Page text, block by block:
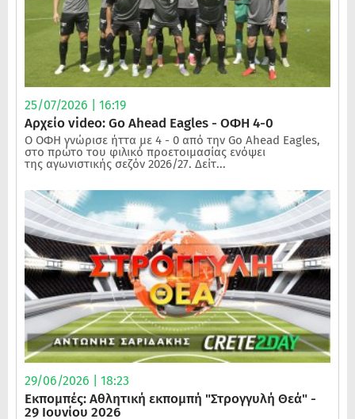
25/07/2026 | 16:19
Αρχείο video: Go Ahead Eagles - ΟΦΗ 4-0
Ο ΟΦΗ γνώρισε ήττα με 4 - 0 από την Go Ahead Eagles,
στο πρώτο του φιλικό προετοιμασίας ενόψει
της αγωνιστικής σεζόν 2026/27. Δείτ...
29/06/2026 | 18:23
Εκπομπές: Αθλητική εκπομπή "Στρογγυλή Θεά" -
29 Ιουνίου 2026